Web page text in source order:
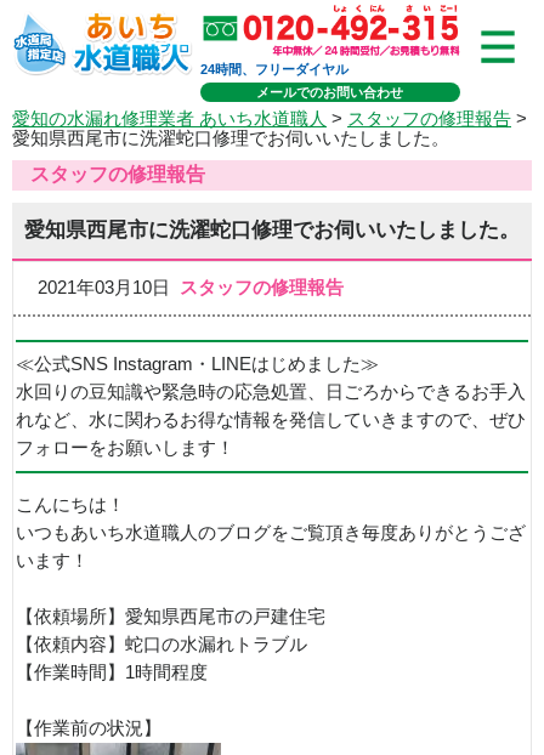
24時間、フリーダイヤル
メールでのお問い合わせ
愛知の水漏れ修理業者 あいち水道職人 > スタッフの修理報告 >
愛知県西尾市に洗濯蛇口修理でお伺いいたしました。
スタッフの修理報告
愛知県西尾市に洗濯蛇口修理でお伺いいたしました。
2021年03月10日 スタッフの修理報告
≪公式SNS Instagram・LINEはじめました≫
水回りの豆知識や緊急時の応急処置、日ごろからできるお手入
れなど、水に関わるお得な情報を発信していきますので、ぜひ
フォローをお願いします！
こんにちは！
いつもあいち水道職人のブログをご覧頂き毎度ありがとうござ
います！
【依頼場所】愛知県西尾市の戸建住宅
【依頼内容】蛇口の水漏れトラブル
【作業時間】1時間程度
【作業前の状況】